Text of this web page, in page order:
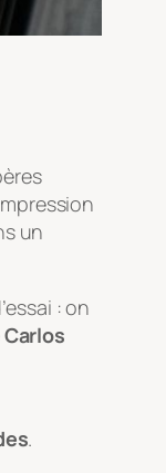
un
: on
Carlos
.